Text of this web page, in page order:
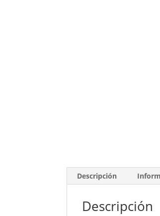
Descripción
Descripción